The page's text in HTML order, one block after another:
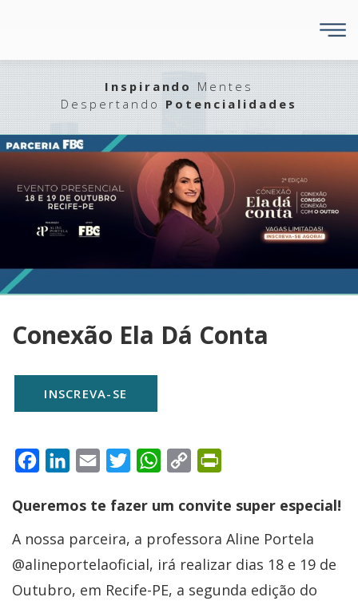
Inspirando Mentes
Despertando Potencialidades
Conexão Ela Dá Conta
INSCREVA-SE
FacebookLinkedInEmail TwitterWhatsApp
Copy
Queremos te fazer um convite super especial!
A nossa parceira, a professora Aline Portela
@alineportelaoficial, irá realizar dias 18 e 19 de
Outubro, em Recife-PE, a segunda edição do